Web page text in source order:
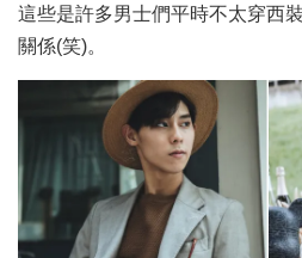
這些是許多男士們平時不太穿西
關係(笑)。